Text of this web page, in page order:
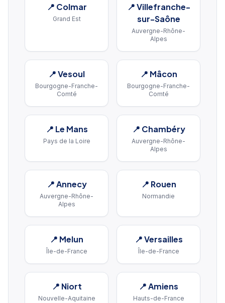
📍 Colmar
Grand Est
📍Villefranche-
sur-Saône
Auvergne-Rhône-
Alpes
📍Vesoul
Bourgogne-Franche-
Comté
📍 Mâcon
Bourgogne-Franche-
Comté
📍 Le Mans
Pays de la Loire
📍 Chambéry
Auvergne-Rhône-
Alpes
📍Annecy
Auvergne-Rhône-
Alpes
📍 Rouen
Normandie
📍 Melun
Île-de-France
📍Versailles
Île-de-France
📍 Niort
Nouvelle-Aquitaine
📍Amiens
Hauts-de-France